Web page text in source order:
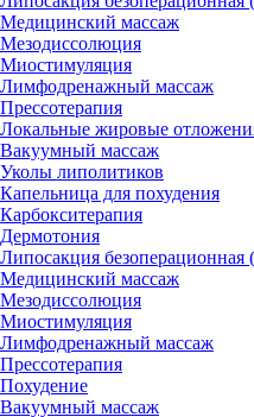
Медицинский массаж
Мезодиссолюция
Миостимуляция
Лимфодренажный массаж
Прессотерапия
Локальные жировые
Вакуумный массаж
Уколы липолитиков
Капельница для похудения
Карбокситерапия
Дермотония
Липосакция
Медицинский массаж
Мезодиссолюция
Миостимуляция
Лимфодренажный массаж
Прессотерапия
Похудение
Вакуумный массаж